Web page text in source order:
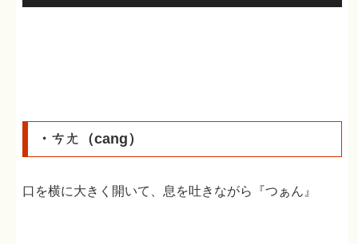
声
ー
・ㄘㄤ（cang）
口を横に大きく開いて、息を吐きながら『つぁん』